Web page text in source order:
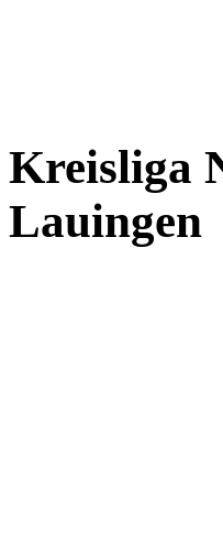
Kreisliga
Lauingen